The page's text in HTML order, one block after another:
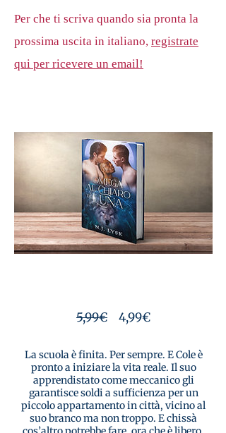
Per che ti scriva quando sia pronta la
prossima uscita in italiano, registrate
qui per ricevere un email!
5,99€
Prix
4,99€Prix
La scuola è finita. Per sempre. E Cole è
pronto a iniziare la vita reale. Il suo
apprendistato come meccanico gli
garantisce soldi a sufficienza per un
piccolo appartamento in città, vicino al
suo branco ma non troppo. E chissà